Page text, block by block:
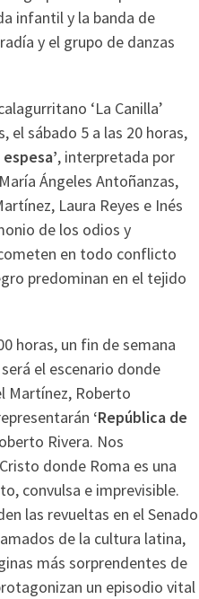
infantil y la banda de
y el grupo de danzas
‘La Canilla’
el sábado 5 a las 20 horas,
, interpretada por
Ángeles Antoñanzas,
Laura Reyes e Inés
de los odios y
en todo conflicto
predominan en el tejido
horas, un fin de semana
el escenario donde
Martínez, Roberto
‘República de
Rivera. Nos
donde Roma es una
convulsa e imprevisible.
las revueltas en el Senado
de la cultura latina,
más sorprendentes de
un episodio vital